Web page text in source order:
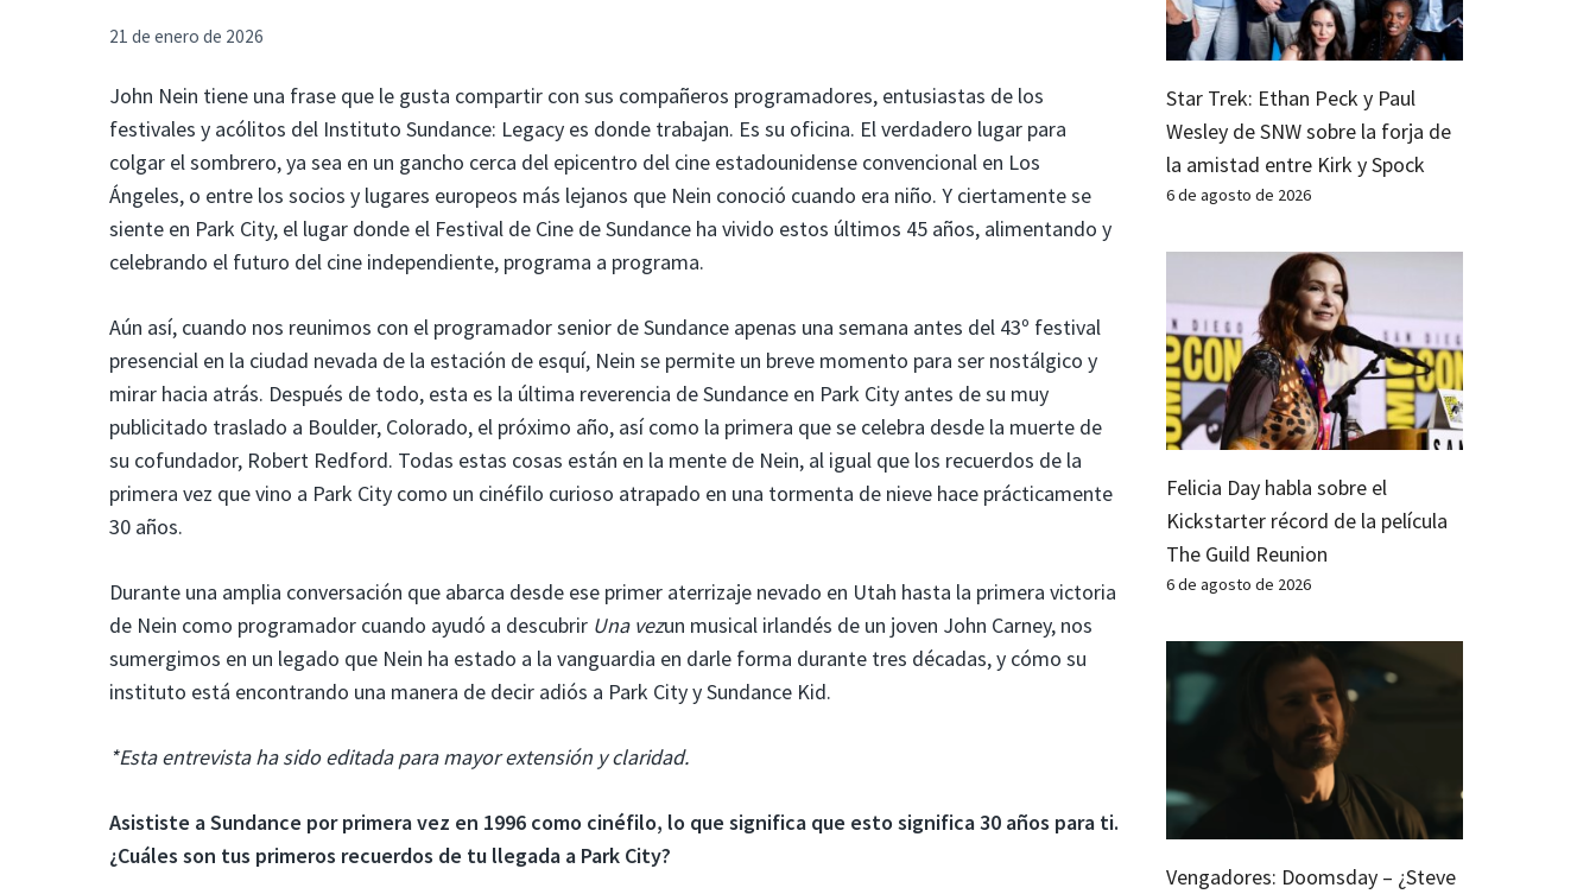
21 de enero de 2026
John Nein tiene una frase que le gusta compartir con sus compañeros programadores, entusiastas de los
festivales y acólitos del Instituto Sundance: Legacy es donde trabajan. Es su oficina. El verdadero lugar para
colgar el sombrero, ya sea en un gancho cerca del epicentro del cine estadounidense convencional en Los
Ángeles, o entre los socios y lugares europeos más lejanos que Nein conoció cuando era niño. Y ciertamente se
siente en Park City, el lugar donde el Festival de Cine de Sundance ha vivido estos últimos 45 años, alimentando y
celebrando el futuro del cine independiente, programa a programa.
Aún así, cuando nos reunimos con el programador senior de Sundance apenas una semana antes del 43º festival
presencial en la ciudad nevada de la estación de esquí, Nein se permite un breve momento para ser nostálgico y
mirar hacia atrás. Después de todo, esta es la última reverencia de Sundance en Park City antes de su muy
publicitado traslado a Boulder, Colorado, el próximo año, así como la primera que se celebra desde la muerte de
su cofundador, Robert Redford. Todas estas cosas están en la mente de Nein, al igual que los recuerdos de la
primera vez que vino a Park City como un cinéfilo curioso atrapado en una tormenta de nieve hace prácticamente
30 años.
Durante una amplia conversación que abarca desde ese primer aterrizaje nevado en Utah hasta la primera victoria
de Nein como programador cuando ayudó a descubrir Una vezun musical irlandés de un joven John Carney, nos
sumergimos en un legado que Nein ha estado a la vanguardia en darle forma durante tres décadas, y cómo su
instituto está encontrando una manera de decir adiós a Park City y Sundance Kid.
*Esta entrevista ha sido editada para mayor extensión y claridad.
Asististe a Sundance por primera vez en 1996 como cinéfilo, lo que significa que esto significa 30 años para ti.
¿Cuáles son tus primeros recuerdos de tu llegada a Park City?
Star Trek: Ethan Peck y Paul
Wesley de SNW sobre la forja de
la amistad entre Kirk y Spock
6 de agosto de 2026
Felicia Day habla sobre el
Kickstarter récord de la película
The Guild Reunion
6 de agosto de 2026
Vengadores: Doomsday – ¿Steve